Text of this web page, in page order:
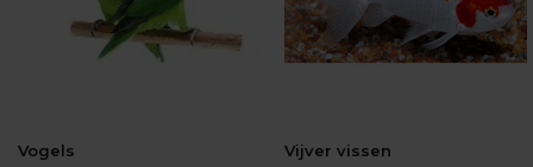
Vogels Vijver vissen